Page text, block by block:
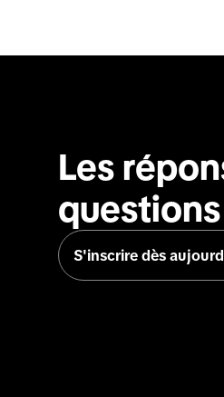
Les
questions
S'inscrire dès